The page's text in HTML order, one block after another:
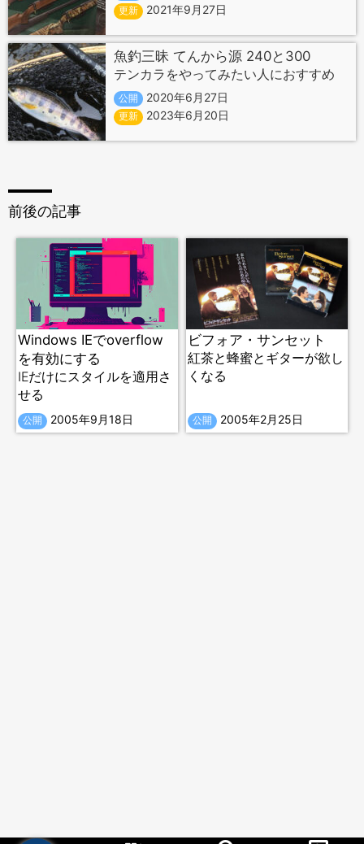
更新 2021年9月27日
魚釣三昧 てんから源 240と300
テンカラをやってみたい人におすすめ
公開 2020年6月27日
更新 2023年6月20日
前後の記事
Windows IEでoverflow
を有効にする
IEだけにスタイルを適用さ
せる
公開 2005年9月18日
ビフォア・サンセット
紅茶と蜂蜜とギターが欲し
くなる
公開 2005年2月25日